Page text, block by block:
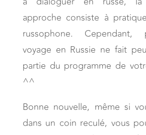
approche consiste à
russophone.
voyage en Russie ne fait
partie du programme de
^^
Bonne nouvelle, même si
dans un coin reculé, vous